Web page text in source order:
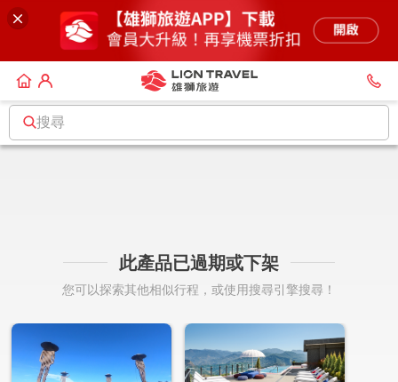
搜尋
此產品已過期或下架
您可以探索其他相似行程，或使用搜尋引擎搜尋！